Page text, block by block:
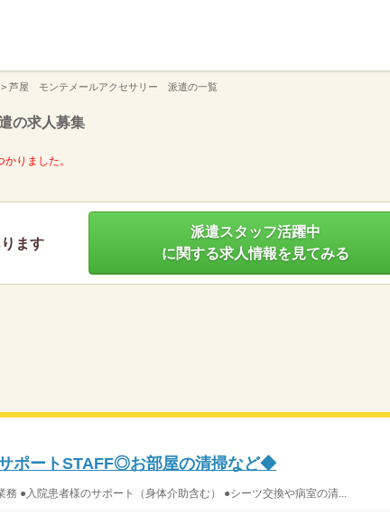
> 芦屋 モンテメールアクセサリー 派遣の一覧
の求人募集
りました。
ます
派遣スタッフ活躍中
に関する求人情報を見てみる
ポートSTAFF◎お部屋の清掃など◆
務 ●入院患者様のサポート（身体介助含む） ●シーツ交換や病室の清...